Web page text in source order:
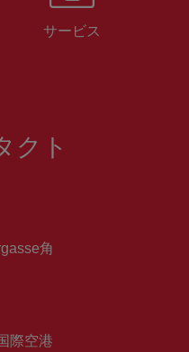
サービス
クト
角
際空港